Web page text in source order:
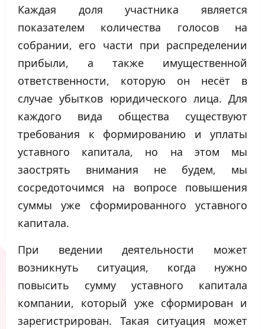
Каждая доля участника является
показателем количества голосов на
собрании, его части при распределении
прибыли, а также имущественной
ответственности, которую он несёт в
случае убытков юридического лица. Для
каждого вида общества существуют
требования к формированию и уплаты
уставного капитала, но на этом мы
заострять внимания не будем, мы
сосредоточимся на вопросе повышения
суммы уже сформированного уставного
капитала.
При ведении деятельности может
возникнуть ситуация, когда нужно
повысить сумму уставного капитала
компании, который уже сформирован и
зарегистрирован. Такая ситуация может